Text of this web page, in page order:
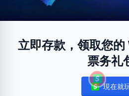
立即存款，领取您
票务礼
現在就